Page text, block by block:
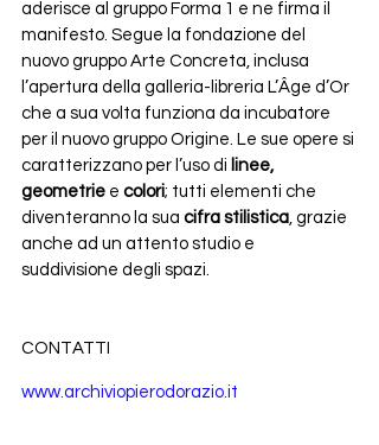
aderisce al gruppo Forma 1 e ne firma il
manifesto. Segue la fondazione del
nuovo gruppo Arte Concreta, inclusa
l’apertura della galleria-libreria L’Âge d’Or
che a sua volta funziona da incubatore
per il nuovo gruppo Origine. Le sue opere si
caratterizzano per l’uso di linee,
geometrie e colori; tutti elementi che
diventeranno la sua cifra stilistica , grazie
anche ad un attento studio e
suddivisione degli spazi.
CONTATTI
www.archiviopierodorazio.it